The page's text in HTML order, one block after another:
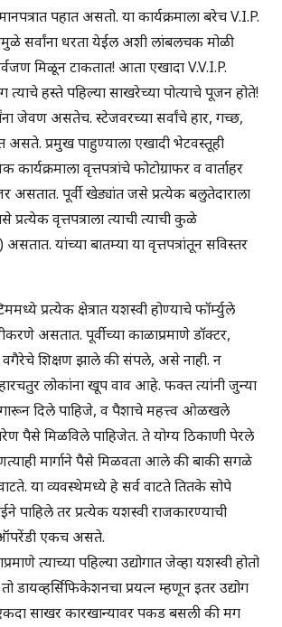
पहात असतो. या कार्यक्रमाला बरेच V.I.P.
सर्वांना धरता येईल अशी लांबलचक मोळी
मिळून टाकतात! आता एखादा V.V.I.P.
त्याचे हस्ते पहिल्या साखरेच्या पोत्याचे पूजन होते!
जेवण असतेच. स्टेजवरच्या सर्वांचे हार, गच्छ,
असते. प्रमुख पाहुण्याला एखादी भेटवस्तूही
वृत्तपत्रांचे फोटोग्राफर व वार्ताहर
असतात. पूर्वी खेड्यांत जसे प्रत्येक बलुतेदाराला
वृत्तपत्राला त्याची त्याची कुळे
यांच्या बातम्या या वृत्तपत्रांतून सविस्तर
प्रत्येक क्षेत्रात यशस्वी होण्याचे फॉर्म्युले
असतात. पूर्वीच्या काळाप्रमाणे डॉक्टर,
शिक्षण झाले की संपले, असे नाही. न
लोकांना खूप वाव आहे. फक्त त्यांनी जुन्या
दिले पाहिजे, व पैशाचे महत्त्व ओळखले
पैसे मिळविले पाहिजेत. ते योग्य ठिकाणी पेरले
मार्गाने पैसे मिळवता आले की बाकी सगळे
या व्यवस्थेमध्ये हे सर्व वाटते तितके सोपे
पाहिले तर प्रत्येक यशस्वी राजकारण्याची
ऑपरेंडी एकच असते.
त्याच्या पहिल्या उद्योगात जेव्हा यशस्वी होतो
डायव्हर्सिफिकेशनचा प्रयत्न म्हणून इतर उद्योग
साखर कारखान्यावर पकड बसली की मग